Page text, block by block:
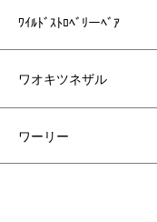
ﾜｲﾙﾄﾞｽﾄﾛﾍﾞﾘーﾍﾞｱ
ワオキツネザル
ワーリー